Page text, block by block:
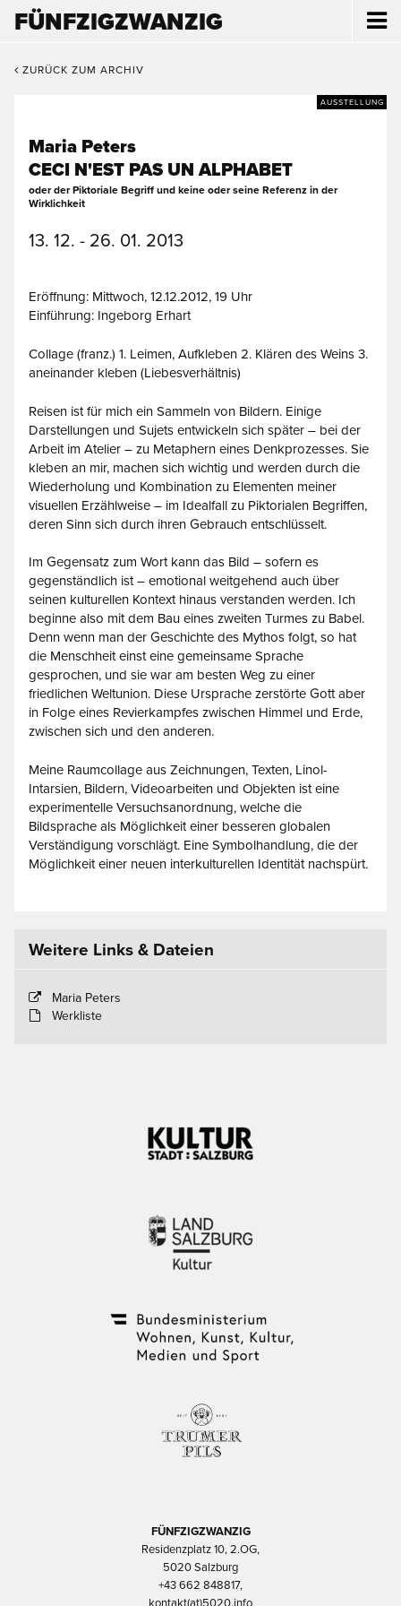
FÜNFZIGZWANZIG
ZURÜCK ZUM ARCHIV
AUSSTELLUNG
Maria Peters
CECI N'EST PAS UN ALPHABET
oder der Piktoriale Begriff und keine oder seine Referenz in der
Wirklichkeit
13. 12. - 26. 01. 2013
Eröffnung: Mittwoch, 12.12.2012, 19 Uhr
Einführung: Ingeborg Erhart
Collage (franz.) 1. Leimen, Aufkleben 2. Klären des Weins 3.
aneinander kleben (Liebesverhältnis)
Reisen ist für mich ein Sammeln von Bildern. Einige
Darstellungen und Sujets entwickeln sich später – bei der
Arbeit im Atelier – zu Metaphern eines Denkprozesses. Sie
kleben an mir, machen sich wichtig und werden durch die
Wiederholung und Kombination zu Elementen meiner
visuellen Erzählweise – im Idealfall zu Piktorialen Begriffen,
deren Sinn sich durch ihren Gebrauch entschlüsselt.
Im Gegensatz zum Wort kann das Bild – sofern es
gegenständlich ist – emotional weitgehend auch über
seinen kulturellen Kontext hinaus verstanden werden. Ich
beginne also mit dem Bau eines zweiten Turmes zu Babel.
Denn wenn man der Geschichte des Mythos folgt, so hat
die Menschheit einst eine gemeinsame Sprache
gesprochen, und sie war am besten Weg zu einer
friedlichen Weltunion. Diese Ursprache zerstörte Gott aber
in Folge eines Revierkampfes zwischen Himmel und Erde,
zwischen sich und den anderen.
Meine Raumcollage aus Zeichnungen, Texten, Linol-
Intarsien, Bildern, Videoarbeiten und Objekten ist eine
experimentelle Versuchsanordnung, welche die
Bildsprache als Möglichkeit einer besseren globalen
Verständigung vorschlägt. Eine Symbolhandlung, die der
Möglichkeit einer neuen interkulturellen Identität nachspürt.
Weitere Links & Dateien
Maria Peters
Werkliste
FÜNFZIGZWANZIG
Residenzplatz 10, 2.OG,
5020 Salzburg
+43 662 848817,